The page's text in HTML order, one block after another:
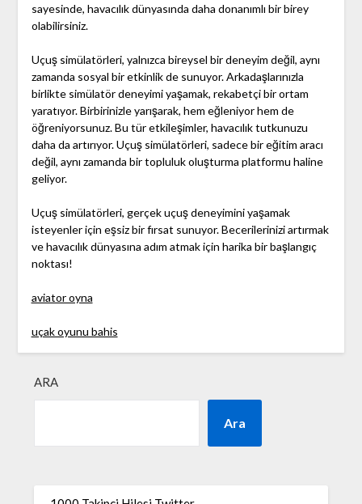
sayesinde, havacılık dünyasında daha donanımlı bir birey
olabilirsiniz.
Uçuş simülatörleri, yalnızca bireysel bir deneyim değil, aynı
zamanda sosyal bir etkinlik de sunuyor. Arkadaşlarınızla
birlikte simülatör deneyimi yaşamak, rekabetçi bir ortam
yaratıyor. Birbirinizle yarışarak, hem eğleniyor hem de
öğreniyorsunuz. Bu tür etkileşimler, havacılık tutkunuzu
daha da artırıyor. Uçuş simülatörleri, sadece bir eğitim aracı
değil, aynı zamanda bir topluluk oluşturma platformu haline
geliyor.
Uçuş simülatörleri, gerçek uçuş deneyimini yaşamak
isteyenler için eşsiz bir fırsat sunuyor. Becerilerinizi artırmak
ve havacılık dünyasına adım atmak için harika bir başlangıç
noktası!
aviator oyna
uçak oyunu bahis
ARA
Ara